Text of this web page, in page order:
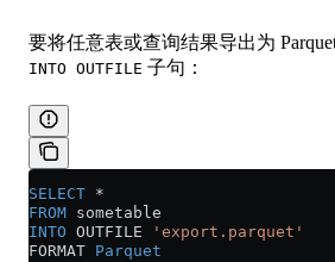
要将任意表或查询结果导出为
INTO OUTFILE 子句：
SELECT *
FROM sometable
INTO OUTFILE
'export.parquet'
FORMAT Parquet